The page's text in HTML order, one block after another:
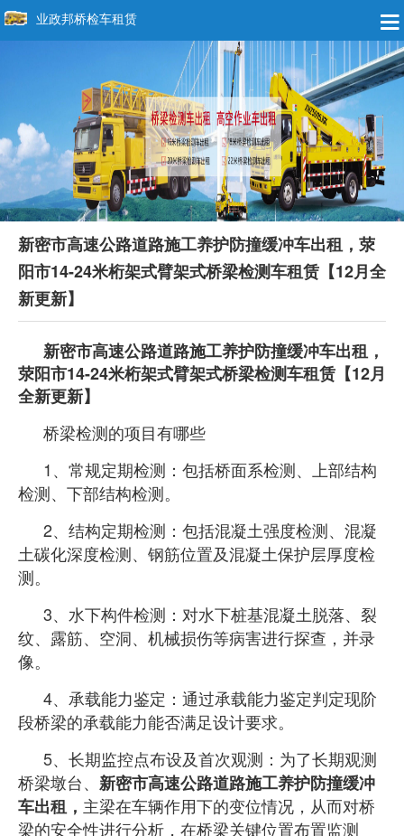
业政邦桥检车租赁
新密市高速公路道路施工养护防撞缓冲车出租，荥
阳市14-24米桁架式臂架式桥梁检测车租赁【12月全
新更新】
新密市高速公路道路施工养护防撞缓冲车出租，
荥阳市14-24米桁架式臂架式桥梁检测车租赁【12月
全新更新】
桥梁检测的项目有哪些
1、常规定期检测：包括桥面系检测、上部结构
检测、下部结构检测。
2、结构定期检测：包括混凝土强度检测、混凝
土碳化深度检测、钢筋位置及混凝土保护层厚度检
测。
3、水下构件检测：对水下桩基混凝土脱落、裂
纹、露筋、空洞、机械损伤等病害进行探查，并录
像。
4、承载能力鉴定：通过承载能力鉴定判定现阶
段桥梁的承载能力能否满足设计要求。
5、长期监控点布设及首次观测：为了长期观测
桥梁墩台、 新密市高速公路道路施工养护防撞缓冲
车出租， 主梁在车辆作用下的变位情况，从而对桥
梁的安全性进行分析，在桥梁关键位置布置监测